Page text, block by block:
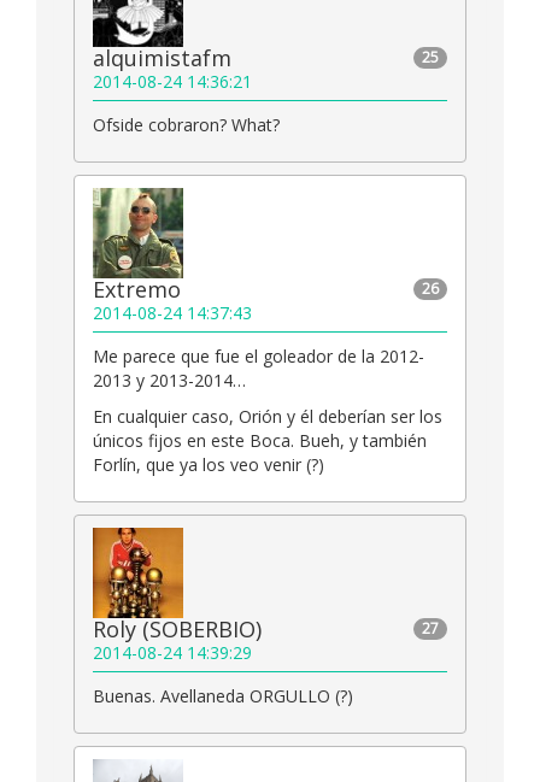
25
alquimistafm
2014-08-24 14:36:21
Ofside cobraron? What?
26
Extremo
2014-08-24 14:37:43
Me parece que fue el goleador de la 2012-
2013 y 2013-2014…
En cualquier caso, Orión y él deberían ser los
únicos fijos en este Boca. Bueh, y también
Forlín, que ya los veo venir (?)
27
Roly (SOBERBIO)
2014-08-24 14:39:29
Buenas. Avellaneda ORGULLO (?)